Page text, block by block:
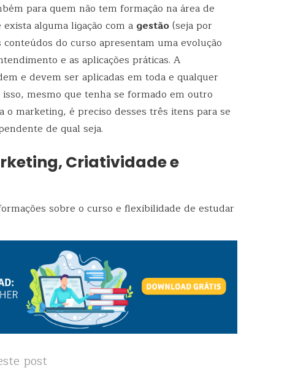
para quem não tem formação na área de
alguma ligação com a gestão(seja por
do curso apresentam uma evolução
e as aplicações práticas. A
e devem ser aplicadas em toda e qualquer
mesmo que tenha se formado em outro
o marketing, é preciso desses três itens para se
de qual seja.
Criatividade e
sobre o curso e flexibilidade de estudar
post